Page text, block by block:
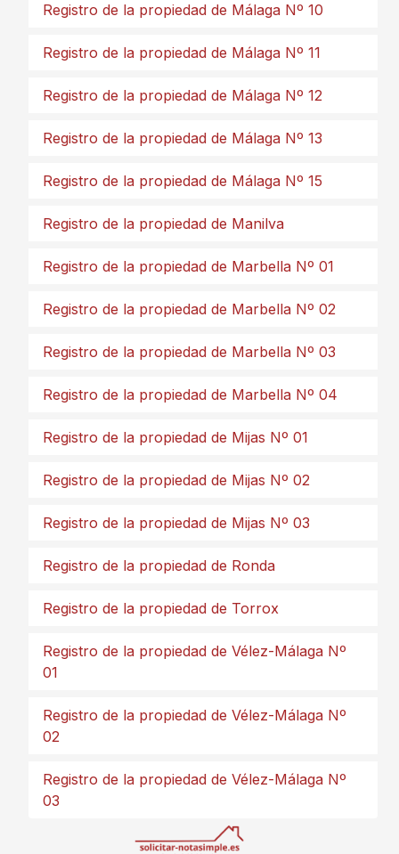
Registro de la propiedad de Málaga Nº 10
Registro de la propiedad de Málaga Nº 11
Registro de la propiedad de Málaga Nº 12
Registro de la propiedad de Málaga Nº 13
Registro de la propiedad de Málaga Nº 15
Registro de la propiedad de Manilva
Registro de la propiedad de Marbella Nº 01
Registro de la propiedad de Marbella Nº 02
Registro de la propiedad de Marbella Nº 03
Registro de la propiedad de Marbella Nº 04
Registro de la propiedad de Mijas Nº 01
Registro de la propiedad de Mijas Nº 02
Registro de la propiedad de Mijas Nº 03
Registro de la propiedad de Ronda
Registro de la propiedad de Torrox
Registro de la propiedad de Vélez-Málaga Nº
01
Registro de la propiedad de Vélez-Málaga Nº
02
Registro de la propiedad de Vélez-Málaga Nº
03